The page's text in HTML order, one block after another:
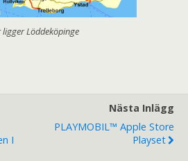
ligger Löddeköpinge
I
Nästa Inlägg
PLAYMOBIL™ Apple Store
Playset